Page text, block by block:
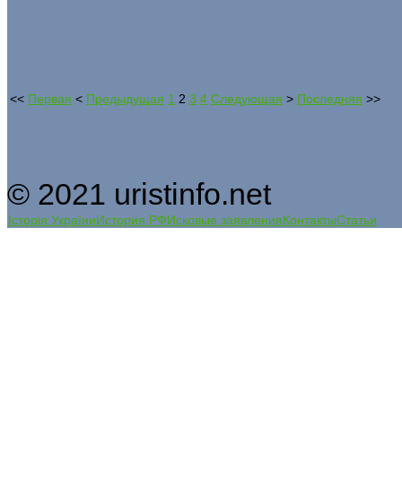
<< Первая < Предыдущая 1 2 3 4 Следующая > Последняя >>
© 2021 uristinfo.net
Історія УкраїниИстория РФИсковые заявленияКонтактыСтатьи